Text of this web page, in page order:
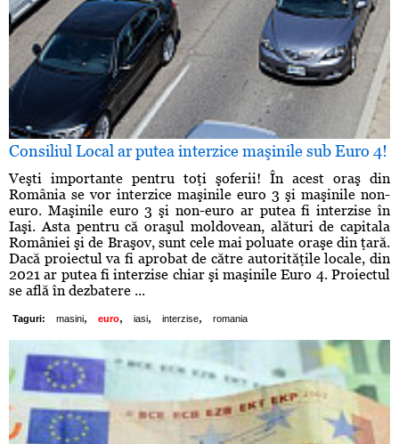
Consiliul Local ar putea interzice maşinile sub Euro 4!
Veşti importante pentru toţi şoferii! În acest oraş din
România se vor interzice maşinile euro 3 şi maşinile non-
euro. Maşinile euro 3 şi non-euro ar putea fi interzise în
Iaşi. Asta pentru că oraşul moldovean, alături de capitala
României şi de Braşov, sunt cele mai poluate oraşe din ţară.
Dacă proiectul va fi aprobat de către autorităţile locale, din
2021 ar putea fi interzise chiar şi maşinile Euro 4. Proiectul
se află în dezbatere ...
Taguri: masini, euro, iasi, interzise, romania